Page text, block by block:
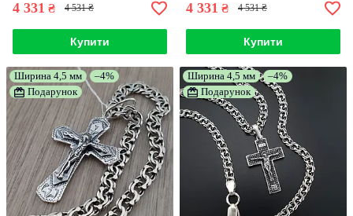
4 331 ₴ 4 531 ₴
Купити
4 331 ₴ 4 531 ₴
Купити
Ширина 4,5 мм
–4%
Подарунок
Ширина 4,5 мм
–4%
Подарунок